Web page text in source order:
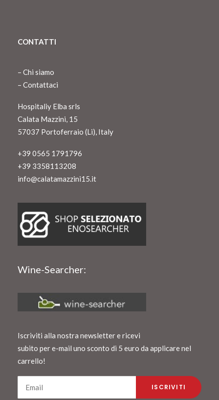
CONTATTI
– Chi siamo
– Contattaci
Hospitaliy Elba srls
Calata Mazzini, 15
57037 Portoferraio (Li), Italy
+39 0565 1791796
+39 3358113208
info@calatamazzini15.it
Wine-Searcher:
Iscriviti alla nostra newsletter e ricevi
subito per e-mail uno sconto di 5 euro da applicare nel
carrello!